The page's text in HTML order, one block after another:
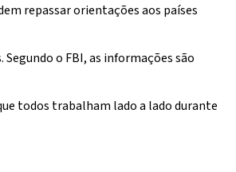
repassar orientações aos países
o FBI, as informações são
todos trabalham lado a lado durante